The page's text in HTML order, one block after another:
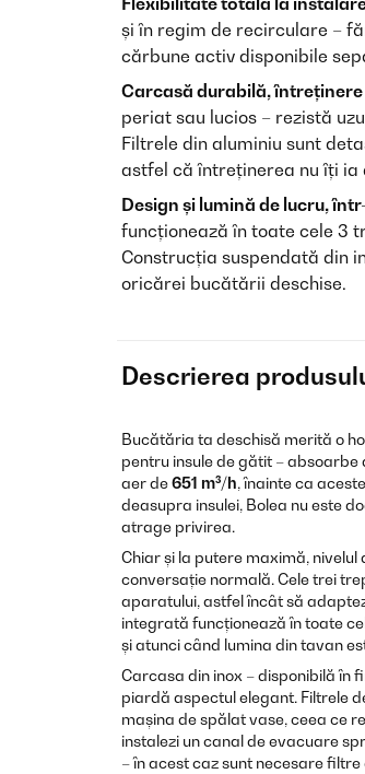
și în regim de recirculare –
cărbune activ disponibile
Carcasă durabilă,
periat sau lucios – rezistă
Filtrele din aluminiu sunt
astfel că întreținerea nu îți ia
Design și lumină de lucru,
funcționează în toate cele 3
Construcția suspendată din
oricărei bucătării deschise.
Descrierea
Bucătăria ta deschisă merită o
pentru insule de gătit –
aer de651 m³/h, înainte ca
deasupra insulei, Bolea nu este
atrage privirea.
Chiar și la putere maximă,
conversație normală. Cele trei
aparatului, astfel încât să
integrată funcționează în toate
și atunci când lumina din tavan
Carcasa din inox – disponibilă în
piardă aspectul elegant. Filtrele
mașina de spălat vase, ceea ce
instalezi un canal de evacuare
– în acest caz sunt necesare